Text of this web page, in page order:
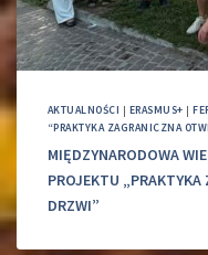
AKTUALNOŚCI | ERASMUS+ |
“PRAKTYKA ZAGRANICZNA
MIĘDZYNARODOWA
PROJEKTU „PRAKTYKA
DRZWI”